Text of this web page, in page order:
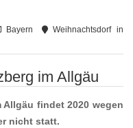
Bayern
Weihnachtsdorf in
im Allgäu
Allgäu findet 2020 wegen
nicht statt.